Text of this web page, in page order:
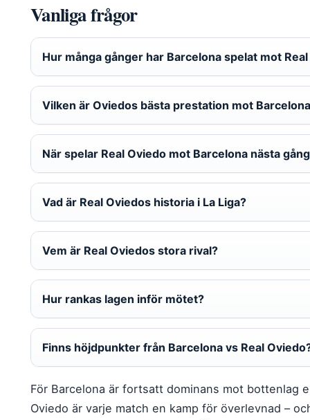
Vanliga frågor
Hur många gånger har Barcelona spelat mot
Vilken är Oviedos bästa prestation mot
När spelar Real Oviedo mot Barcelona nästa
Vad är Real Oviedos historia i La Liga?
Vem är Real Oviedos stora rival?
Hur rankas lagen inför mötet?
Finns höjdpunkter från Barcelona vs Real
För Barcelona är fortsatt dominans mot bottenlag
Oviedo är varje match en kamp för överlevnad –